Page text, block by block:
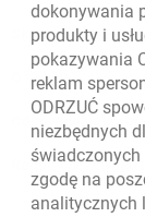
Skontaktuj się ze
O banku
Odpowiedzialny
Regulacje
dokonywania
produkty i
pokazywania
reklam
ODRZUĆ
niezbędnych
świadczonych
zgodę na
analitycznych